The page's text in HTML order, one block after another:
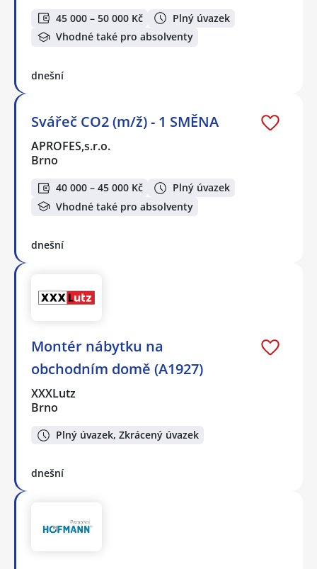
45 000 – 50 000 Kč
Plný úvazek
Vhodné také pro absolventy
dnešní
Svářeč CO2 (m/ž) - 1 SMĚNA
APROFES,s.r.o.
Brno
40 000 – 45 000 Kč
Plný úvazek
Vhodné také pro absolventy
dnešní
Montér nábytku na
obchodním domě (A1927)
XXXLutz
Brno
Plný úvazek, Zkrácený úvazek
dnešní